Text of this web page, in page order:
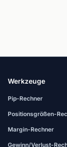
Werkzeuge
Pip-Rechner
Positionsgrößen-
Margin-Rechner
Gewinn/Verlust-